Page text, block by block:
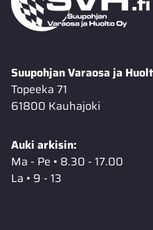
Suupohjan Varaosa ja
Topeeka 71
61800 Kauhajoki
Auki arkisin:
Ma - Pe • 8.30 - 17.00
La • 9 - 13